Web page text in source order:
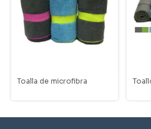
Toalla de microfibra